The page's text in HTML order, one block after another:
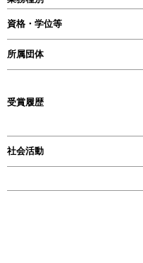
資格・学位等
所属団体
受賞履歴
社会活動